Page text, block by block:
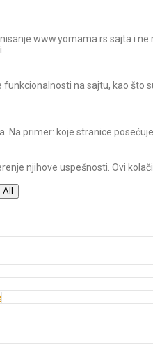
www.yomama.rs sajta i
funkcionalnosti na sajtu, kao
Na primer: koje stranice
njihove uspešnosti. Ovi